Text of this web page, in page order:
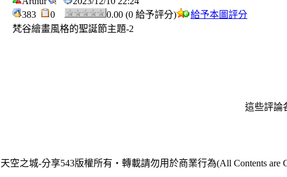
383
0 0.00 (0 給予評分)
給予本圖評分
梵谷繪畫風格的聖誕節主題-2
這些評論
天空之城-分享543版權所有‧轉載請勿用於商業行為(All Contents are